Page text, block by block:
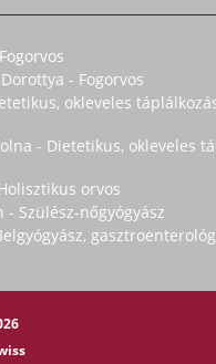
- Fogorvos
okleveles
- Dietetikus, okleveles
orvos
- Szülész-nőgyógyász